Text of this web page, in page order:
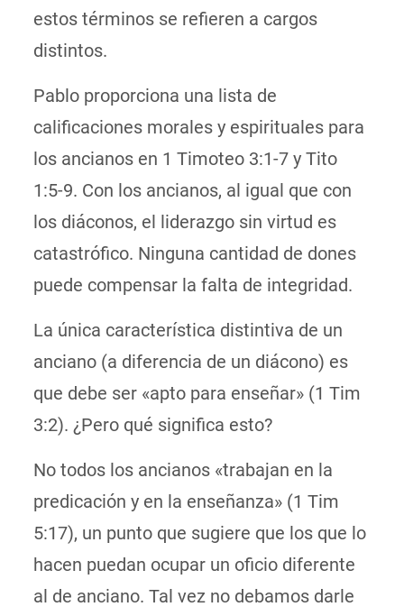
estos términos se refieren a cargos
distintos.
Pablo proporciona una lista de
calificaciones morales y espirituales para
los ancianos en 1 Timoteo 3:1-7 y Tito
1:5-9. Con los ancianos, al igual que con
los diáconos, el liderazgo sin virtud es
catastrófico. Ninguna cantidad de dones
puede compensar la falta de integridad.
La única característica distintiva de un
anciano (a diferencia de un diácono) es
que debe ser «apto para enseñar» (1 Tim
3:2). ¿Pero qué significa esto?
No todos los ancianos «trabajan en la
predicación y en la enseñanza» (1 Tim
5:17), un punto que sugiere que los que lo
hacen puedan ocupar un oficio diferente
al de anciano. Tal vez no debamos darle